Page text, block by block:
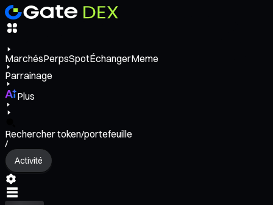
MarchésPerpsSpotÉchangerMeme
Parrainage
Plus
Rechercher token/portefeuille
/
Activité